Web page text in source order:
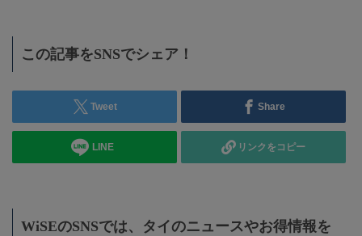
この記事をSNSでシェア！
Tweet Share
LINE リンクをコピー
WiSEのSNSでは、タイのニュースやお得情報を